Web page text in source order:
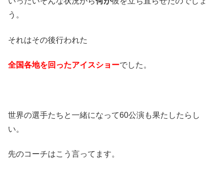
う。
それはその後行われた
全国各地を回ったアイスショーでした。
世界の選手たちと一緒になって60公演も果たしたらし
い。
先のコーチはこう言ってます。